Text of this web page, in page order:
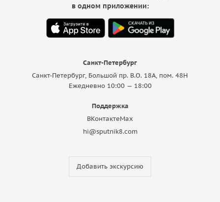
Санкт-Петербург
Санкт-Петербург, Большой пр. В.О. 18A, пом. 48Н
Ежедневно 10:00 — 18:00
Поддержка
ВКонтактеMax
hi@sputnik8.com
Добавить экскурсию
в одном приложении: